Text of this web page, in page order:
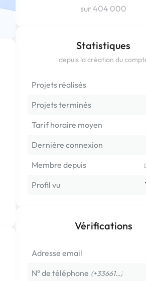
sur 404 000
Statistiques
depuis la création du
Projets réalisés
Projets terminés
Tarif horaire moyen
Dernière connexion
Membre depuis
Profil vu
Vérifications
Adresse email
N° de téléphone (+33661…)